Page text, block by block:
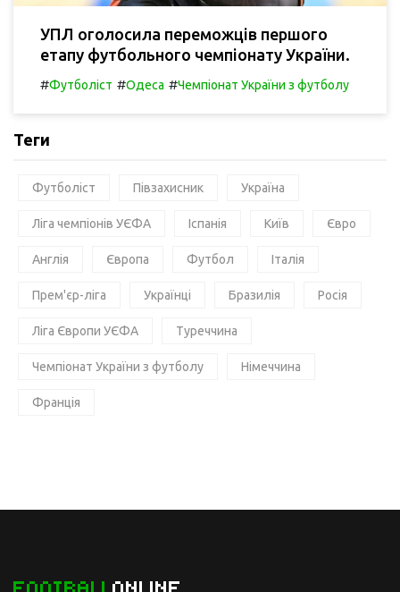
УПЛ оголосила переможців першого
етапу футбольного чемпіонату України.
#Футболіст #Одеса #Чемпіонат України з футболу
Теги
Футболіст Півзахисник Україна
Ліга чемпіонів УЄФА Іспанія Київ Євро
Англія Європа Футбол Італія
Прем'єр-ліга Українці Бразилія Росія
Ліга Європи УЄФА Туреччина
Чемпіонат України з футболу Німеччина
Франція